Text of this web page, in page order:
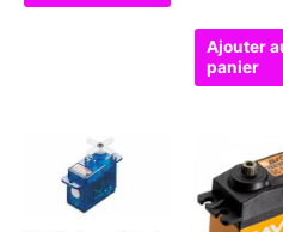
Ajouter
panier